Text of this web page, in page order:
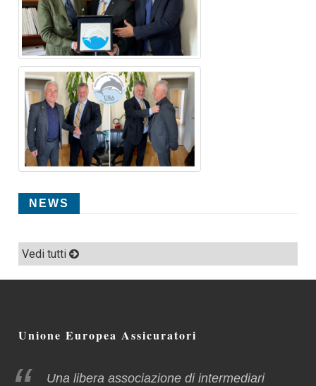
NEWS
Vedi tutti
Unione Europea Assicuratori
Una libera associazione di intermediari